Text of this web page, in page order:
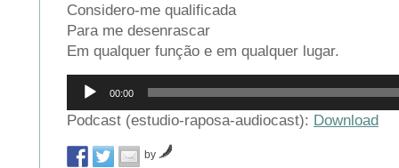
Considero-me qualificada
Para me desenrascar
Em qualquer função e em qualquer lugar.
Reprodutor
áudio
00:00
Podcast (estudio-raposa-audiocast): Download
by